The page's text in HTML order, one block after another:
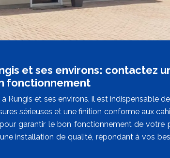
et ses environs: contactez
fonctionnement
Rungis et ses environs, il est indispensable
sérieuses et une finition conforme aux
garantir le bon fonctionnement de votre
installation de qualité, répondant à vos